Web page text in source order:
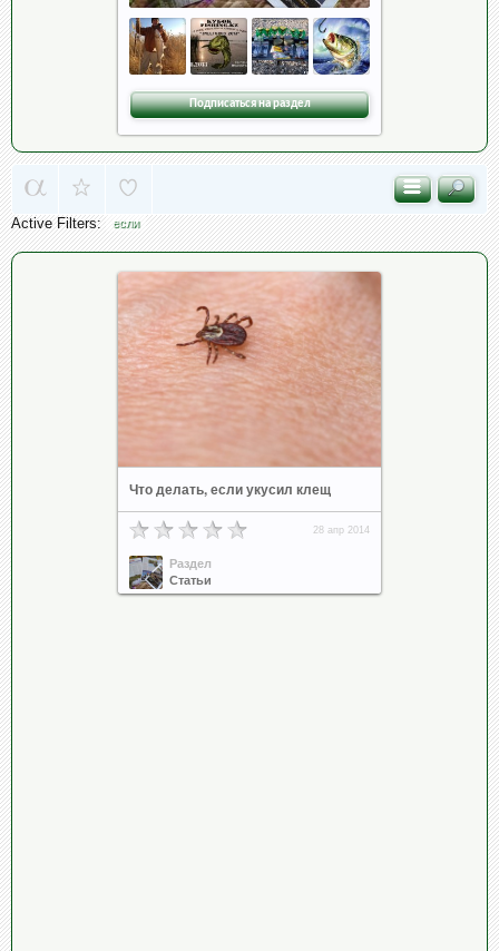
Подписаться на раздел
Active Filters: если
Что делать, если укусил клещ
28 апр 2014
Раздел
Статьи